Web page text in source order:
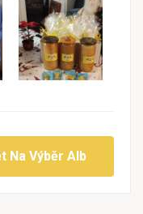
Na Výběr Alb